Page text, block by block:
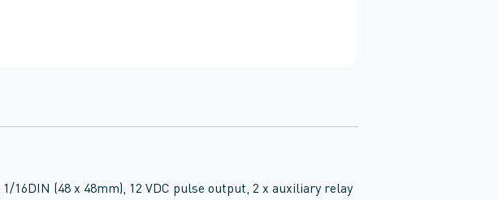
16DIN (48 x 48mm), 12 VDC pulse output, 2 x auxiliary relay